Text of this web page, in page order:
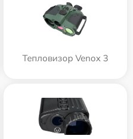
Тепловизор Venox 3